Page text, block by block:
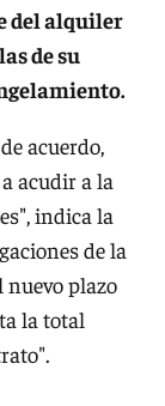
del alquiler
de su
acuerdo,
acudir a la
indica la
de la
plazo
la total